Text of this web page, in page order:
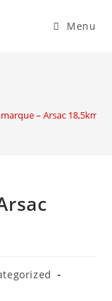
Menu
– Arsac 18,5km